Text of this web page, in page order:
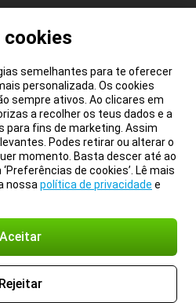
cookies
semelhantes para te oferecer
personalizada. Os cookies
sempre ativos. Ao clicares em
a recolher os teus dados e a
para fins de marketing. Assim
Podes retirar ou alterar o
momento. Basta descer até ao
de cookies’. Lê mais
nossa política de privacidade e
Aceitar
Rejeitar